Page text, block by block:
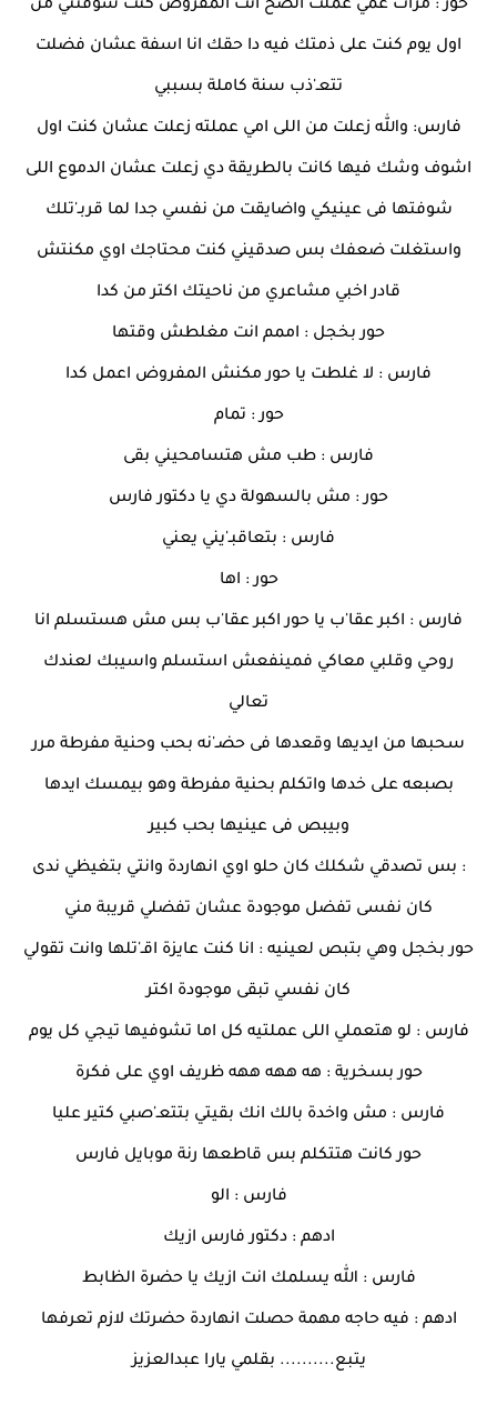
حور : مرات عمي عملت الصح انت المفروض كنت شوفتني من
اول يوم كنت على ذمتك فيه دا حقك انا اسفة عشان فضلت
تتعـ'ذب سنة كاملة بسببي
فارس: والله زعلت من اللى امي عملته زعلت عشان كنت اول
اشوف وشك فيها كانت بالطريقة دي زعلت عشان الدموع اللى
شوفتها فى عينيكي واضايقت من نفسي جدا لما قربـ'تلك
واستغلت ضعفك بس صدقيني كنت محتاجك اوي مكنتش
قادر اخبي مشاعري من ناحيتك اكتر من كدا
حور بخجل : اممم انت مغلطش وقتها
فارس : لا غلطت يا حور مكنش المفروض اعمل كدا
حور : تمام
فارس : طب مش هتسامحيني بقى
حور : مش بالسهولة دي يا دكتور فارس
فارس : بتعاقبـ'يني يعني
حور : اها
فارس : اكبر عقا'ب يا حور اكبر عقا'ب بس مش هستسلم انا
روحي وقلبي معاكي فمينفعش استسلم واسيبك لعندك
تعالي
سحبها من ايديها وقعدها فى حضـ'نه بحب وحنية مفرطة مرر
بصبعه على خدها واتكلم بحنية مفرطة وهو بيمسك ايدها
وبيبص فى عينيها بحب كبير
: بس تصدقي شكلك كان حلو اوي انهاردة وانتي بتغيظي ندى
كان نفسى تفضل موجودة عشان تفضلي قريبة مني
حور بخجل وهي بتبص لعينيه : انا كنت عايزة اقـ'تلها وانت تقولي
كان نفسي تبقى موجودة اكتر
فارس : لو هتعملي اللى عملتيه كل اما تشوفيها تيجي كل يوم
حور بسخرية : هه ههه ههه ظريف اوي على فكرة
فارس : مش واخدة بالك انك بقيتي بتتعـ'صبي كتير عليا
حور كانت هتتكلم بس قاطعها رنة موبايل فارس
فارس : الو
ادهم : دكتور فارس ازيك
فارس : الله يسلمك انت ازيك يا حضرة الظابط
ادهم : فيه حاجه مهمة حصلت انهاردة حضرتك لازم تعرفها
يتبع.......... بقلمي يارا عبدالعزيز